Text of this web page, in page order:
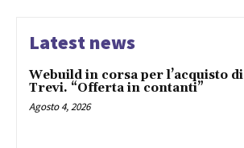
Latest news
Webuild in corsa per l’acquisto di
Trevi. “Offerta in contanti”
Agosto 4, 2026